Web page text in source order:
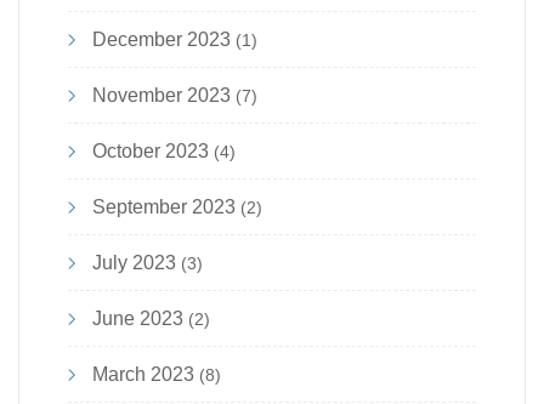
December 2023 (1)
November 2023 (7)
October 2023 (4)
September 2023 (2)
July 2023 (3)
June 2023 (2)
March 2023 (8)